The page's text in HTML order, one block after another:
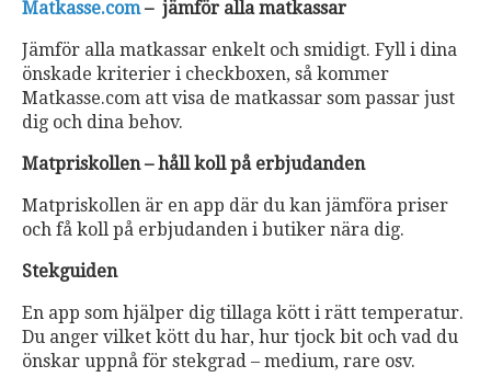
Matkasse.com– jämför alla matkassar
Jämför alla matkassar enkelt och smidigt. Fyll i dina
önskade kriterier i checkboxen, så kommer
Matkasse.com att visa de matkassar som passar just
dig och dina behov.
Matpriskollen – håll koll på erbjudanden
Matpriskollen är en app där du kan jämföra priser
och få koll på erbjudanden i butiker nära dig.
Stekguiden
En app som hjälper dig tillaga kött i rätt temperatur.
Du anger vilket kött du har, hur tjock bit och vad du
önskar uppnå för stekgrad – medium, rare osv.